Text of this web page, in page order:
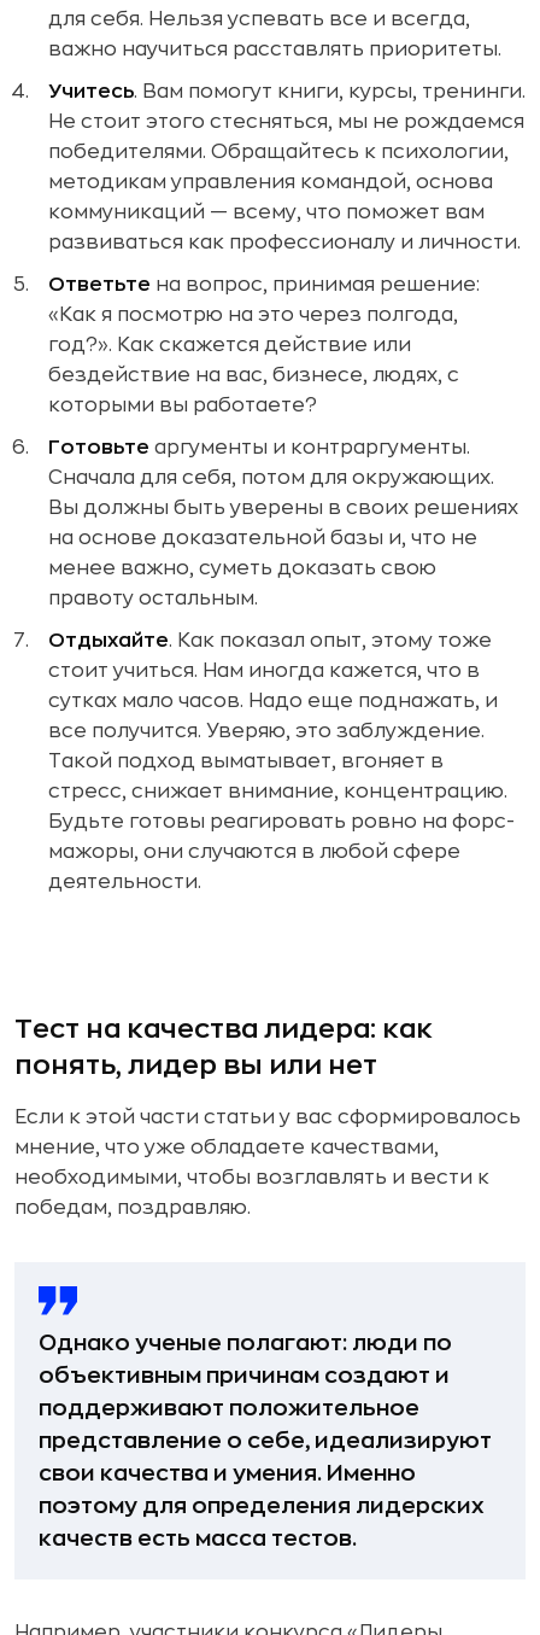
для себя. Нельзя успевать все и всегда,
важно научиться расставлять приоритеты.
Учитесь. Вам помогут книги, курсы, тренинги.
Не стоит этого стесняться, мы не рождаемся
победителями. Обращайтесь к психологии,
методикам управления командой, основа
коммуникаций — всему, что поможет вам
развиваться как профессионалу и личности.
Ответьте на вопрос, принимая решение:
«Как я посмотрю на это через полгода,
год?». Как скажется действие или
бездействие на вас, бизнесе, людях, с
которыми вы работаете?
Готовьте аргументы и контраргументы.
Сначала для себя, потом для окружающих.
Вы должны быть уверены в своих решениях
на основе доказательной базы и, что не
менее важно, суметь доказать свою
правоту остальным.
Отдыхайте. Как показал опыт, этому тоже
стоит учиться. Нам иногда кажется, что в
сутках мало часов. Надо еще поднажать, и
все получится. Уверяю, это заблуждение.
Такой подход выматывает, вгоняет в
стресс, снижает внимание, концентрацию.
Будьте готовы реагировать ровно на форс-
мажоры, они случаются в любой сфере
деятельности.
Тест на качества лидера: как
понять, лидер вы или нет
Если к этой части статьи у вас сформировалось
мнение, что уже обладаете качествами,
необходимыми, чтобы возглавлять и вести к
победам, поздравляю.
Однако ученые полагают: люди по
объективным причинам создают и
поддерживают положительное
представление о себе, идеализируют
свои качества и умения. Именно
поэтому для определения лидерских
качеств есть масса тестов.